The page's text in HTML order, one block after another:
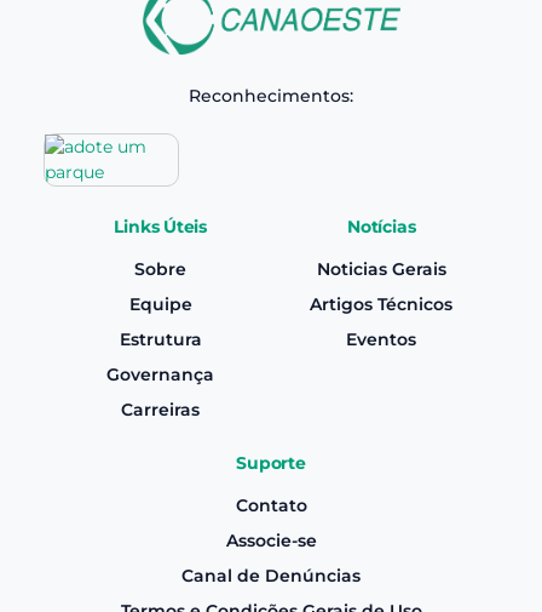
Reconhecimentos:
Links Úteis
Sobre
Equipe
Estrutura
Governança
Carreiras
Notícias
Noticias Gerais
Artigos Técnicos
Eventos
Suporte
Contato
Associe-se
Canal de Denúncias